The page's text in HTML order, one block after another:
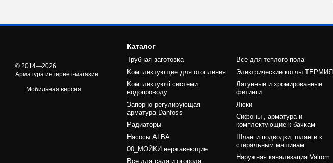
© 2014—2026
Арматура интернет-магазин
Мобильная версия
Каталог
Трубная заготовка
Комплектующие для отопления
Комплектуючі системи
водопроводу
Запорно-регулирующая
арматура Danfoss
Радиаторы
Насосы ALBA
00_МОЙКИ нержавеющие
Все для сада и огорода
Все для теплого пола
Электрические котлы ТЕРМИЯ
Латунные и хромированные
фитинги
Люки
Сифоны , арматура и
комплектующие к бачкам
Шланги подводки, шланги к
стиральным машинам
Наружная канализация Valrom